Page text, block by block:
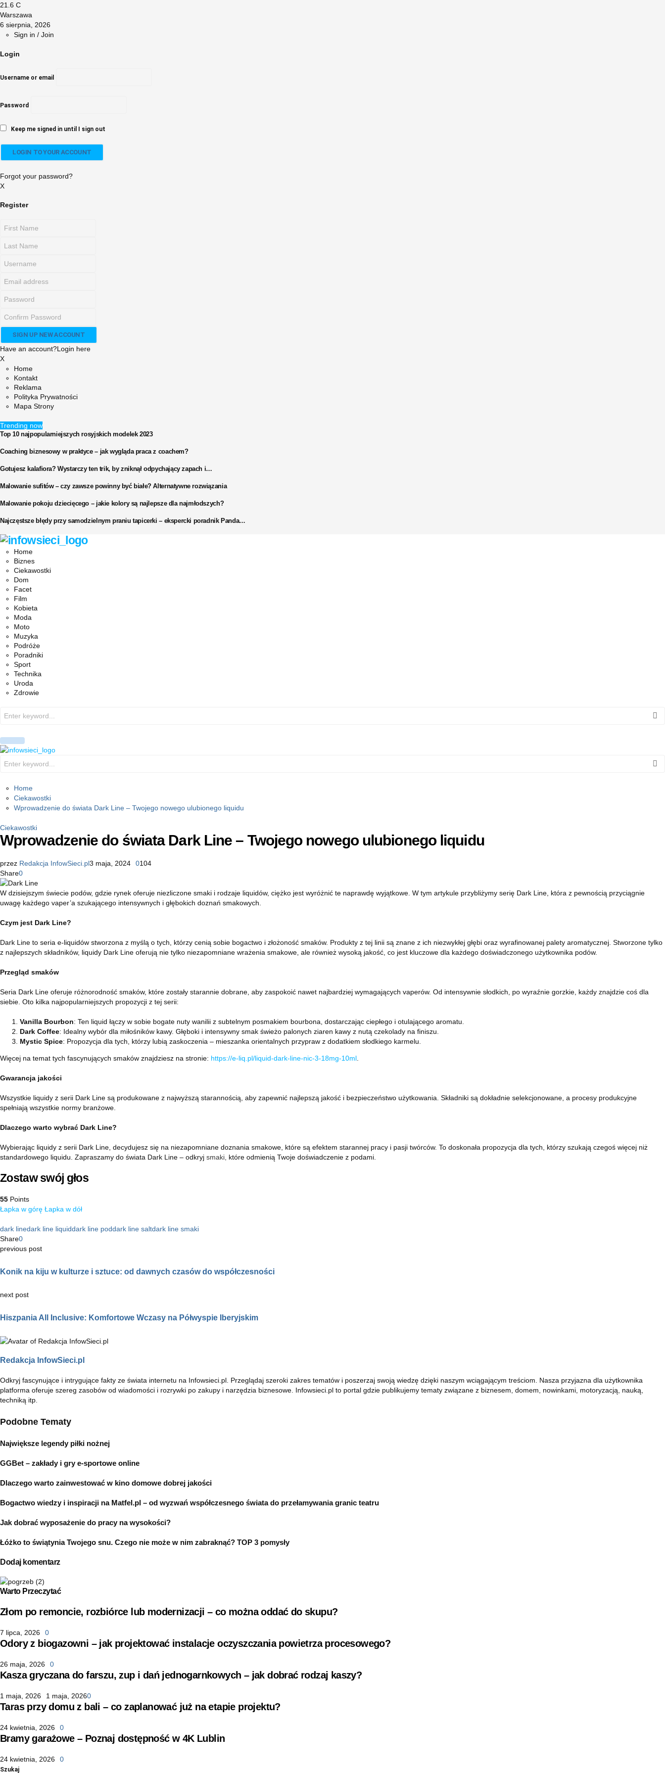
21.6 C
Warszawa
6 sierpnia, 2026
Sign in / Join
Login
Username or email
Password
Keep me signed in until I sign out
Forgot your password?
X
Register
Have an account?Login here
X
Home
Kontakt
Reklama
Polityka Prywatności
Mapa Strony
Trending now
Top 10 najpopularniejszych rosyjskich modelek 2023
Coaching biznesowy w praktyce – jak wygląda praca z coachem?
Gotujesz kalafiora? Wystarczy ten trik, by zniknął odpychający zapach i…
Malowanie sufitów – czy zawsze powinny być białe? Alternatywne rozwiązania
Malowanie pokoju dziecięcego – jakie kolory są najlepsze dla najmłodszych?
Najczęstsze błędy przy samodzielnym praniu tapicerki – ekspercki poradnik Panda…
Facebook
Twitter
Instagram
Pinterest
Youtube
Snapchat
Home
Biznes
Ciekawostki
Dom
Facet
Film
Kobieta
Moda
Moto
Muzyka
Podróże
Poradniki
Sport
Technika
Uroda
Zdrowie
for:
PRIMARY
for:
Home
Ciekawostki
Wprowadzenie do świata Dark Line – Twojego nowego ulubionego liquidu
Ciekawostki
Wprowadzenie do świata Dark Line – Twojego nowego ulubionego liquidu
przez Redakcja InfowSieci.pl3 maja, 2024 0104
Share0
W dzisiejszym świecie podów, gdzie rynek oferuje niezliczone smaki i rodzaje liquidów, ciężko jest wyróżnić te naprawdę wyjątkowe. W tym artykule przybliżymy serię Dark Line, która z pewnością przyciągnie
uwagę każdego vaper’a szukającego intensywnych i głębokich doznań smakowych.
Czym jest Dark Line?
Dark Line to seria e-liquidów stworzona z myślą o tych, którzy cenią sobie bogactwo i złożoność smaków. Produkty z tej linii są znane z ich niezwykłej głębi oraz wyrafinowanej palety aromatycznej. Stworzone tylko
z najlepszych składników, liquidy Dark Line oferują nie tylko niezapomniane wrażenia smakowe, ale również wysoką jakość, co jest kluczowe dla każdego doświadczonego użytkownika podów.
Przegląd smaków
Seria Dark Line oferuje różnorodność smaków, które zostały starannie dobrane, aby zaspokoić nawet najbardziej wymagających vaperów. Od intensywnie słodkich, po wyraźnie gorzkie, każdy znajdzie coś dla
siebie. Oto kilka najpopularniejszych propozycji z tej serii:
Vanilla Bourbon: Ten liquid łączy w sobie bogate nuty wanilii z subtelnym posmakiem bourbona, dostarczając ciepłego i otulającego aromatu.
Dark Coffee: Idealny wybór dla miłośników kawy. Głęboki i intensywny smak świeżo palonych ziaren kawy z nutą czekolady na finiszu.
Mystic Spice: Propozycja dla tych, którzy lubią zaskoczenia – mieszanka orientalnych przypraw z dodatkiem słodkiego karmelu.
Więcej na temat tych fascynujących smaków znajdziesz na stronie: https://e-liq.pl/liquid-dark-line-nic-3-18mg-10ml
Gwarancja jakości
Wszystkie liquidy z serii Dark Line są produkowane z najwyższą starannością, aby zapewnić najlepszą jakość i bezpieczeństwo użytkowania. Składniki są dokładnie selekcjonowane, a procesy produkcyjne
spełniają wszystkie normy branżowe.
Dlaczego warto wybrać Dark Line?
Wybierając liquidy z serii Dark Line, decydujesz się na niezapomniane doznania smakowe, które są efektem starannej pracy i pasji twórców. To doskonała propozycja dla tych, którzy szukają czegoś więcej niż
standardowego liquidu. Zapraszamy do świata Dark Line – odkryj smaki które odmienią Twoje doświadczenie z podami.
Zostaw swój głos
55 Points
Łapka w górę Łapka w dół
dark linedark line liquiddark line poddark line saltdark line smaki
Share0
previous post
Konik na kiju w kulturze i sztuce: od dawnych czasów do współczesności
next post
Hiszpania All Inclusive: Komfortowe Wczasy na Półwyspie Iberyjskim
Redakcja InfowSieci.pl
Odkryj fascynujące i intrygujące fakty ze świata internetu na Infowsieci.pl. Przeglądaj szeroki zakres tematów i poszerzaj swoją wiedzę dzięki naszym wciągającym treściom. Nasza przyjazna dla użytkownika
platforma oferuje szereg zasobów od wiadomości i rozrywki po zakupy i narzędzia biznesowe. Infowsieci.pl to portal gdzie publikujemy tematy związane z biznesem, domem, nowinkami, motoryzacją, nauką,
techniką itp.
Podobne Tematy
Największe legendy piłki nożnej
GGBet – zakłady i gry e-sportowe online
Dlaczego warto zainwestować w kino domowe dobrej jakości
Bogactwo wiedzy i inspiracji na Matfel.pl – od wyzwań współczesnego świata do przełamywania granic teatru
Jak dobrać wyposażenie do pracy na wysokości?
Łóżko to świątynia Twojego snu. Czego nie może w nim zabraknąć? TOP 3 pomysły
Dodaj komentarz
Warto Przeczytać
Złom po remoncie, rozbiórce lub modernizacji – co można oddać do skupu?
7 lipca, 2026 0
Odory z biogazowni – jak projektować instalacje oczyszczania powietrza procesowego?
26 maja, 2026 0
Kasza gryczana do farszu, zup i dań jednogarnkowych – jak dobrać rodzaj kaszy?
1 maja, 2026 1 maja, 20260
Taras przy domu z bali – co zaplanować już na etapie projektu?
24 kwietnia, 2026 0
Bramy garażowe – Poznaj dostępność w 4K Lublin
24 kwietnia, 2026 0
Szukaj